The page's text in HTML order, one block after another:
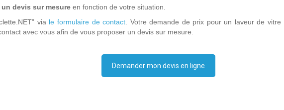
un devis sur mesure en fonction de votre situation.
via le formulaire de contact. Votre demande de prix pour un laveur de
avec vous afin de vous proposer un devis sur mesure.
Demander mon devis en ligne